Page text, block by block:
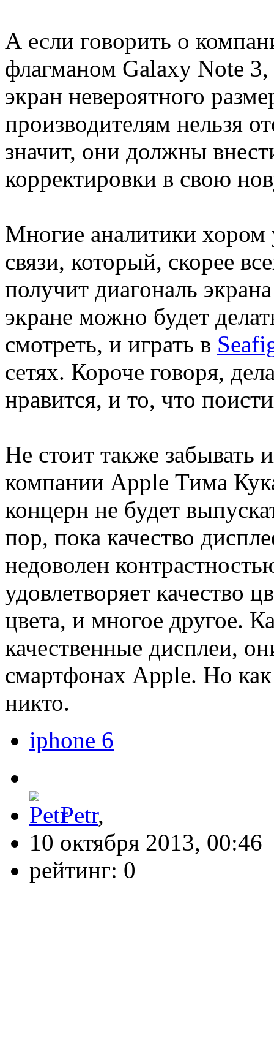
А если говорить о
флагманом Galaxy Note 3,
экран невероятного
производителям нельзя
значит, они должны
корректировки в свою
Многие аналитики хором
связи, который, скорее
получит диагональ
экране можно будет
смотреть, и играть в
сетях. Короче говоря,
нравится, и то, что
Не стоит также забывать
компании Apple Тима
концерн не будет
пор, пока качество
недоволен
удовлетворяет качество
цвета, и многое другое.
качественные дисплеи,
смартфонах Apple. Но как
никто.
iphone 6
Petr,
10 октября 2013, 00:46
рейтинг: 0